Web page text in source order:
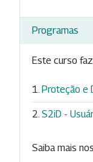
Programas
Este curso
Proteção e
S2iD -
Saiba mais